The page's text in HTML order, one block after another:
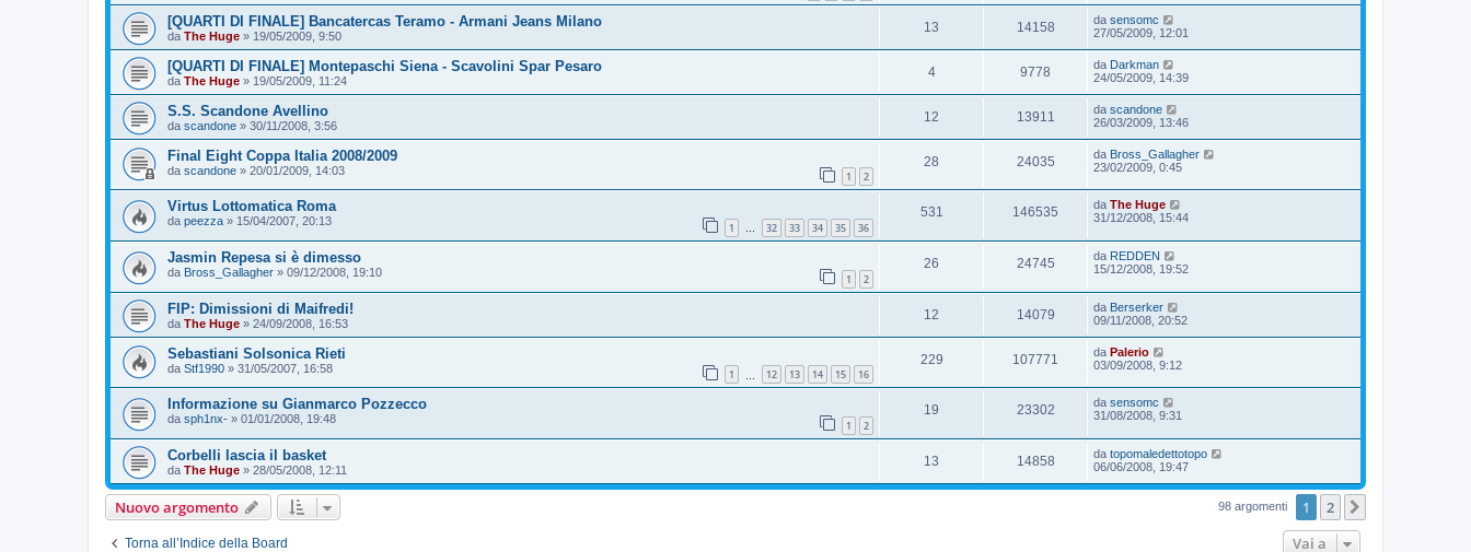
[QUARTI DI FINALE] Bancatercas Teramo - Armani Jeans Milano
da The Huge » 19/05/2009, 9:50
13 14158 da sensomc
27/05/2009, 12:01
[QUARTI DI FINALE] Montepaschi Siena - Scavolini Spar Pesaro
da The Huge » 19/05/2009, 11:24
4 9778 da Darkman
24/05/2009, 14:39
S.S. Scandone Avellino
da scandone » 30/11/2008, 3:56
12 13911 da scandone
26/03/2009, 13:46
Final Eight Coppa Italia 2008/2009
da scandone » 20/01/2009, 14:03 1 2
28 24035 da Bross_Gallagher
23/02/2009, 0:45
Virtus Lottomatica Roma
da peezza » 15/04/2007, 20:13 1 … 32 33 34 35 36
531 146535 da The Huge
31/12/2008, 15:44
Jasmin Repesa si è dimesso
da Bross_Gallagher » 09/12/2008, 19:10 1 2
26 24745 da REDDEN
15/12/2008, 19:52
FIP: Dimissioni di Maifredi!
da The Huge » 24/09/2008, 16:53
12 14079 da Berserker
09/11/2008, 20:52
Sebastiani Solsonica Rieti
da Stf1990 » 31/05/2007, 16:58 1 12 13 14 15 16
229 107771 da Palerio
03/09/2008, 9:12
Informazione su Gianmarco Pozzecco
da sph1nx- » 01/01/2008, 19:48 1 2
19 23302 da sensomc
31/08/2008, 9:31
Corbelli lascia il basket
da The Huge » 28/05/2008, 12:11
13 14858 da topomaledettotopo
06/06/2008, 19:47
Nuovo argomento 98 argomenti 1 2
Torna all’Indice della Board Vai a